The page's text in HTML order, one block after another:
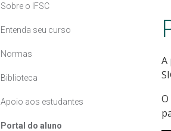
Sobre o IFSC
Entenda seu curso
Normas
Biblioteca
Apoio aos estudantes
Portal do aluno
A